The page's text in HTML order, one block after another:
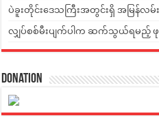
ပဲခူးတိုင်းဒေသကြီးအတွင်းရှိ အမြန်လမ်း
လျှပ်စစ်မီးပျက်ပါက ဆက်သွယ်ရမည့် ဖုန်း
Donation